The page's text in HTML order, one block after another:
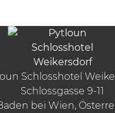
Schlosshotel
Schlossgasse 9-11
bei Wien,